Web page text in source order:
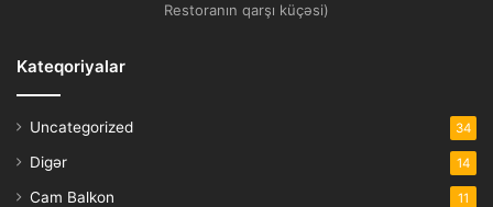
Restoranın qarşı küçəsi)
Kateqoriyalar
Uncategorized 34
Digər 14
Cam Balkon 11